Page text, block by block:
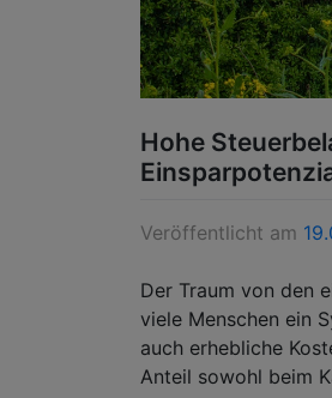
Hohe
Veröffentlicht am
Der Traum von den
viele Menschen ein
auch erhebliche
Anteil sowohl beim